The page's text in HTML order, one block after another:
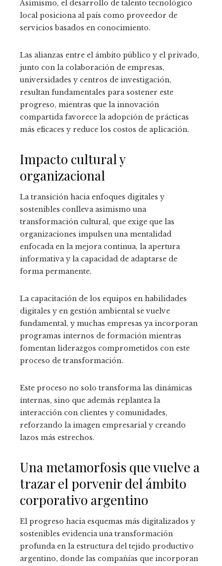
Asimismo, el desarrollo de talento tecnológico
local posiciona al país como proveedor de
servicios basados en conocimiento.
Las alianzas entre el ámbito público y el privado,
junto con la colaboración de empresas,
universidades y centros de investigación,
resultan fundamentales para sostener este
progreso, mientras que la innovación
compartida favorece la adopción de prácticas
más eficaces y reduce los costos de aplicación.
Impacto cultural y
organizacional
La transición hacia enfoques digitales y
sostenibles conlleva asimismo una
transformación cultural, que exige que las
organizaciones impulsen una mentalidad
enfocada en la mejora continua, la apertura
informativa y la capacidad de adaptarse de
forma permanente.
La capacitación de los equipos en habilidades
digitales y en gestión ambiental se vuelve
fundamental, y muchas empresas ya incorporan
programas internos de formación mientras
fomentan liderazgos comprometidos con este
proceso de transformación.
Este proceso no solo transforma las dinámicas
internas, sino que además replantea la
interacción con clientes y comunidades,
reforzando la imagen empresarial y creando
lazos más estrechos.
Una metamorfosis que vuelve a
trazar el porvenir del ámbito
corporativo argentino
El progreso hacia esquemas más digitalizados y
sostenibles evidencia una transformación
profunda en la estructura del tejido productivo
argentino, donde las compañías que incorporan